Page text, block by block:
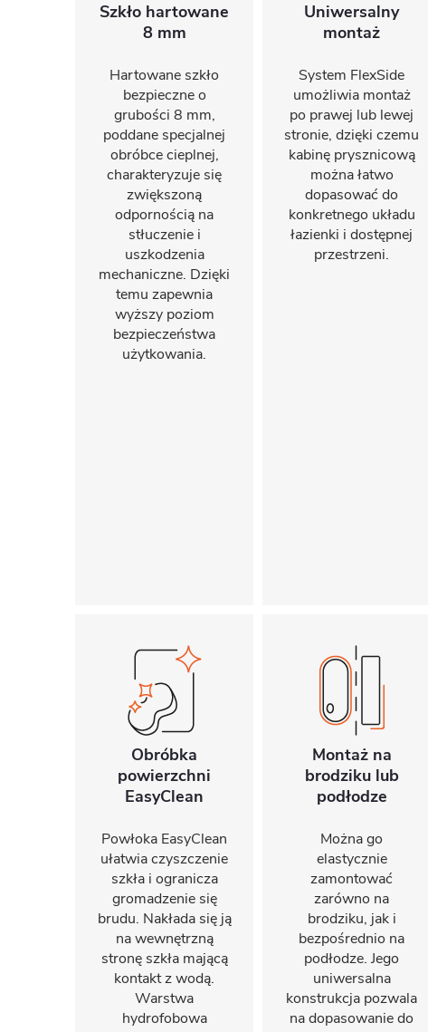
Szkło hartowane
8 mm
Hartowane szkło
bezpieczne o
grubości 8 mm,
poddane specjalnej
obróbce cieplnej,
charakteryzuje się
zwiększoną
odpornością na
stłuczenie i
uszkodzenia
mechaniczne. Dzięki
temu zapewnia
wyższy poziom
bezpieczeństwa
użytkowania.
Uniwersalny
montaż
System FlexSide
umożliwia montaż
po prawej lub lewej
stronie, dzięki czemu
kabinę prysznicową
można łatwo
dopasować do
konkretnego układu
łazienki i dostępnej
przestrzeni.
Obróbka
powierzchni
EasyClean
Powłoka EasyClean
ułatwia czyszczenie
szkła i ogranicza
gromadzenie się
brudu. Nakłada się ją
na wewnętrzną
stronę szkła mającą
kontakt z wodą.
Warstwa
hydrofobowa
Montaż na
brodziku lub
podłodze
Można go
elastycznie
zamontować
zarówno na
brodziku, jak i
bezpośrednio na
podłodze. Jego
uniwersalna
konstrukcja pozwala
na dopasowanie do